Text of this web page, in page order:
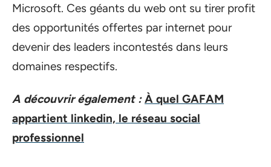
Microsoft. Ces géants du web ont su tirer profit
des opportunités offertes par internet pour
devenir des leaders incontestés dans leurs
domaines respectifs.
A découvrir également : À quel GAFAM
appartient linkedin, le réseau social
professionnel